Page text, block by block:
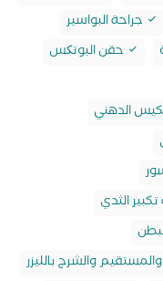
جراحة البواسير
حقن البوتکس
الدهني
الثدي
والشرج بالليزر